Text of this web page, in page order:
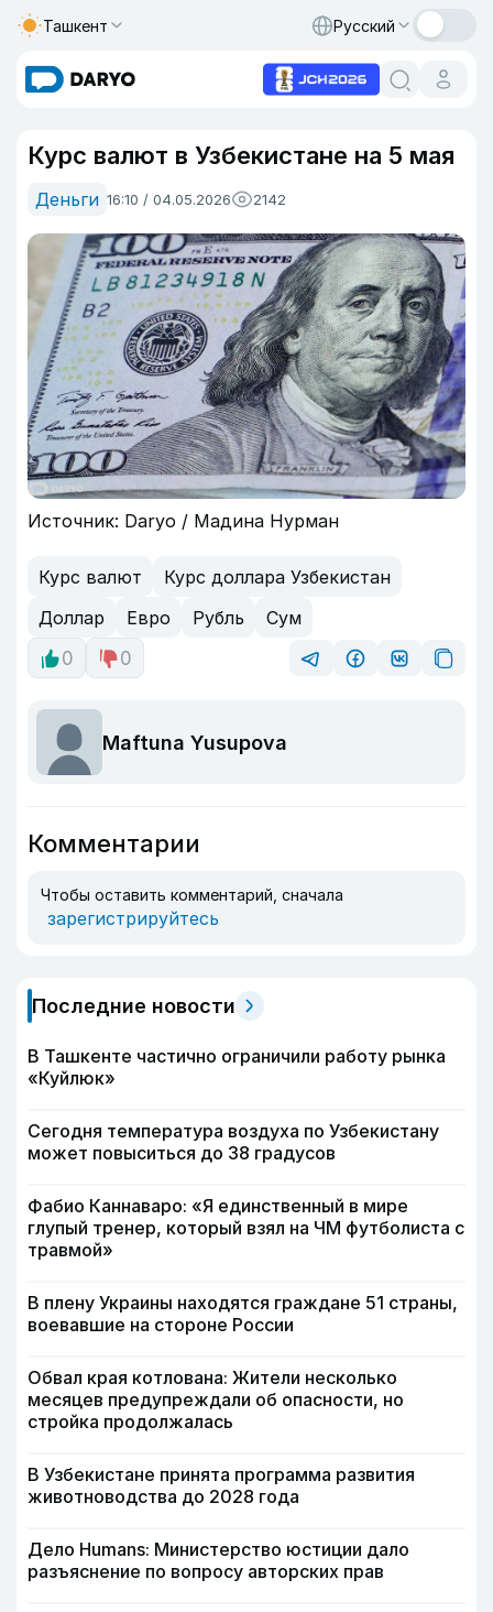
Ташкент Русский
Курс валют в Узбекистане на 5 мая
Деньги 16:10 / 04.05.2026 2142
Источник: Daryo / Мадина Нурман
Курс валют
Курс доллара Узбекистан
Доллар
Евро Рубль
Сум
0
0
Maftuna Yusupova
Комментарии
Чтобы оставить комментарий, сначала
зарегистрируйтесь
Последние новости
В Ташкенте частично ограничили работу рынка
«Куйлюк»
Сегодня температура воздуха по Узбекистану
может повыситься до 38 градусов
Фабио Каннаваро: «Я единственный в мире
глупый тренер, который взял на ЧМ футболиста с
травмой»
В плену Украины находятся граждане 51 страны,
воевавшие на стороне России
Обвал края котлована: Жители несколько
месяцев предупреждали об опасности, но
стройка продолжалась
В Узбекистане принята программа развития
животноводства до 2028 года
Дело Humans: Министерство юстиции дало
разъяснение по вопросу авторских прав